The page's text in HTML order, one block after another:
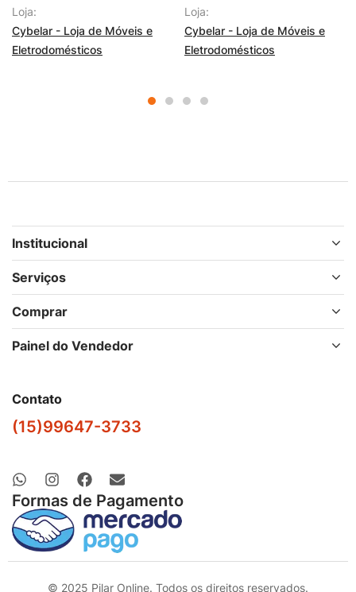
Loja:
Cybelar - Loja de Móveis e
Eletrodomésticos
Loja:
Cybelar - Loja de Móveis e
Eletrodomésticos
Institucional
Serviços
Comprar
Painel do Vendedor
Contato
(15)99647-3733
Formas de Pagamento
© 2025 Pilar Online. Todos os direitos reservados.